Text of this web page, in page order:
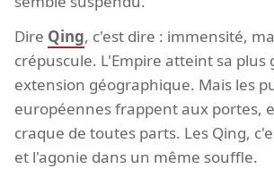
Dire Qing, c'est dire : immensité,
crépuscule. L'Empire atteint sa plus
extension géographique. Mais les
européennes frappent aux portes,
craque de toutes parts. Les Qing,
et l'agonie dans un même souffle.